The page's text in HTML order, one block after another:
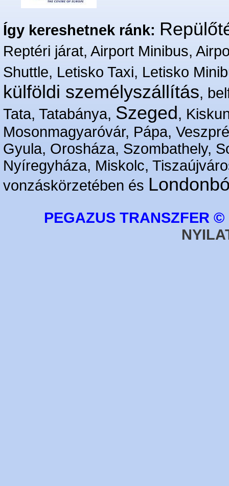
Így kereshetnek ránk:
Reptéri járat, Airport Minibus,
Shuttle, Letisko Taxi, Letisko
külföldi személyszállítás,
Tata, Tatabánya, Szeged ,
Mosonmagyaróvár, Pápa,
Gyula, Orosháza, Szombathely,
Nyíregyháza, Miskolc,
vonzáskörzetében és
PEGAZUS TRANSZFER ©